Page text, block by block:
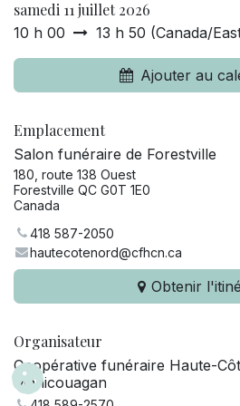
samedi 11 juillet 2026
10 h 00 13 h 50 (Canada/
Ajouter au
Emplacement
Salon funéraire de Forestville
180, route 138 Ouest
Forestville QC G0T 1E0
Canada
418 587-2050
hautecotenord@cfhcn.ca
Obtenir
Organisateur
Coopérative funéraire Haute-
Manicouagan